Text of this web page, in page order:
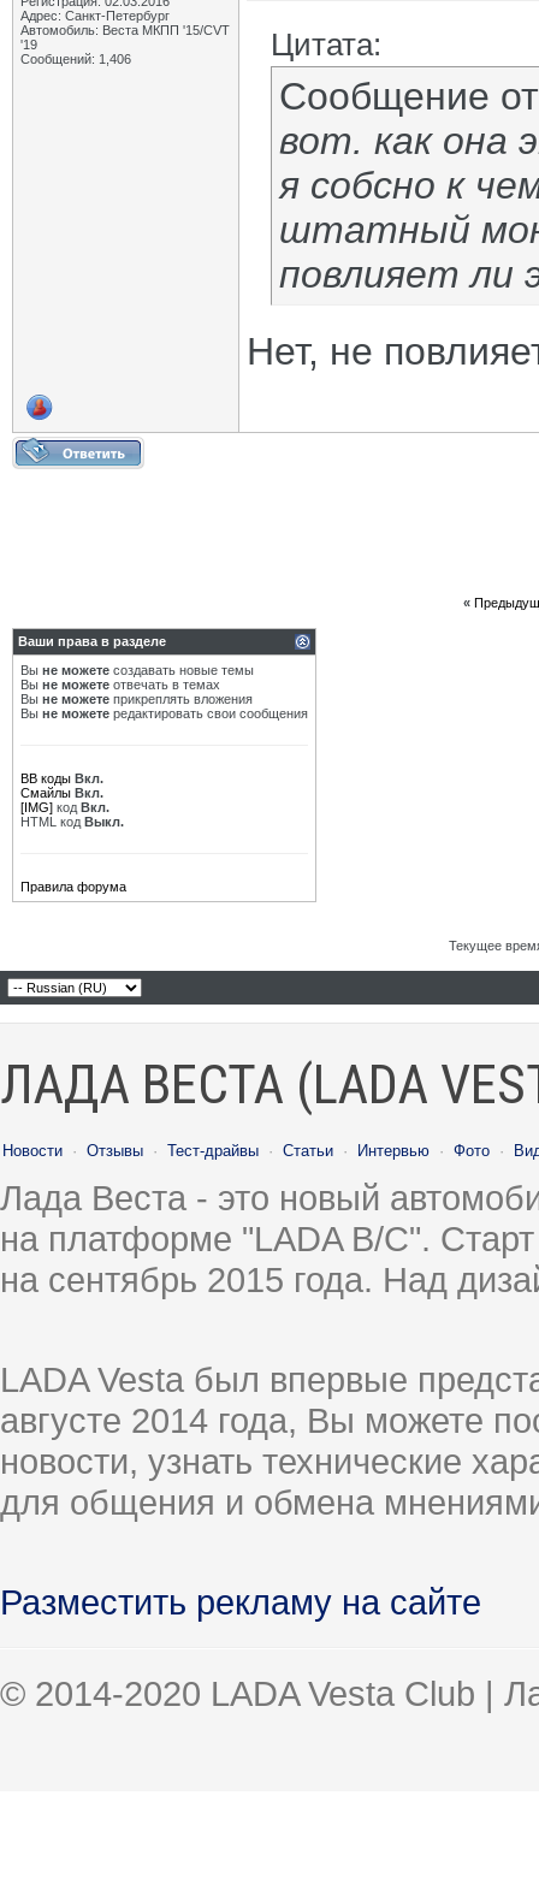
Адрес: Санкт-Петербург
Автомобиль: Веста МКПП '15/CVT
'19
Сообщений: 1,406
Цитата:
Сообщение
вот. как она
я собсно к
штатный
повлияет ли
Нет, не
«
Ваши права в разделе
Вы не можете создавать новые темы
Вы не можете отвечать в темах
Вы не можете прикреплять вложения
Вы не можете редактировать свои сообщения
BB коды Вкл.
Смайлы Вкл.
[IMG] код Вкл.
HTML код Выкл.
Правила форума
Текущее
ЛАДА ВЕСТА (LADA
Новости · Отзывы · Тест-драйвы · Статьи · Интервью · Фото ·
Лада Веста - это новый
на платформе "LADA B/C".
на сентябрь 2015 года. Над
LADA Vesta был впервые
августе 2014 года, Вы можете
новости, узнать технические
для общения и обмена
Разместить рекламу на сайте
© 2014-2020 LADA Vesta Club |